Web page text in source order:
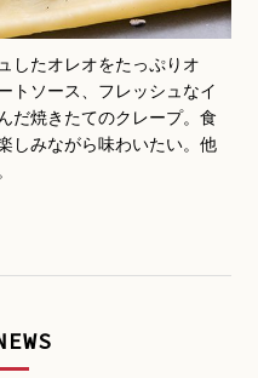
したオレオをたっぷりオ
トソース、フレッシュなイ
だ焼きたてのクレープ。食
しみながら味わいたい。他